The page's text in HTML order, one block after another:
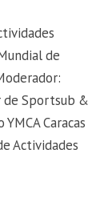
de
de Sportsub &
Caracas
Actividades